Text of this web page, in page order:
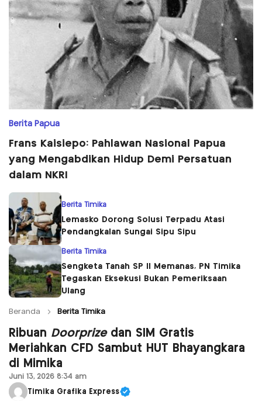
Berita Papua
Frans Kaisiepo: Pahlawan Nasional Papua
yang Mengabdikan Hidup Demi Persatuan
dalam NKRI
Berita Timika
Lemasko Dorong Solusi Terpadu Atasi
Pendangkalan Sungai Sipu Sipu
Berita Timika
Sengketa Tanah SP II Memanas, PN Timika
Tegaskan Eksekusi Bukan Pemeriksaan
Ulang
Beranda Berita Timika
Ribuan Doorprizedan SIM Gratis
Meriahkan CFD Sambut HUT Bhayangkara
di Mimika
Juni 13, 2026 8:34 am
Timika Grafika Express